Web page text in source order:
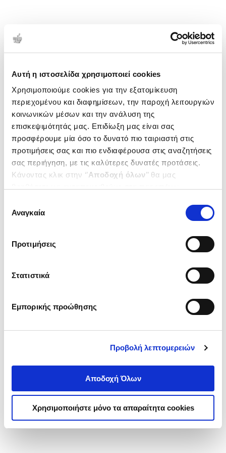
Αυτή η ιστοσελίδα χρησιμοποιεί cookies
Χρησιμοποιούμε cookies για την εξατομίκευση
περιεχομένου και διαφημίσεων, την παροχή λειτουργιών
κοινωνικών μέσων και την ανάλυση της
επισκεψιμότητάς μας. Επιδίωξη μας είναι σας
προσφέρουμε μία όσο το δυνατό πιο ταιριαστή στις
προτιμήσεις σας και πιο ενδιαφέρουσα στις αναζητήσεις
σας περιήγηση, με τις καλύτερες δυνατές προτάσεις.
Κάνοντας κλικ στην ‘’Αποδοχή όλων’’ θα μας
ενδιαφέρουν και να επιλέξετε από τα παρακάτω με την
΄΄και να ενημερωθείτε σχετικά με
συγκατάθεσης
Αναγκαία
Προτιμήσεις
Στατιστικά
Εμπορικής προώθησης
Προβολή λεπτομερειών
Αποδοχή Όλων
Χρησιμοποιήστε μόνο τα απαραίτητα cookies